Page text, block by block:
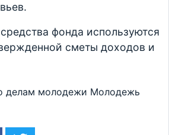
фонда используются
сметы доходов и
делам молодежи Молодежь